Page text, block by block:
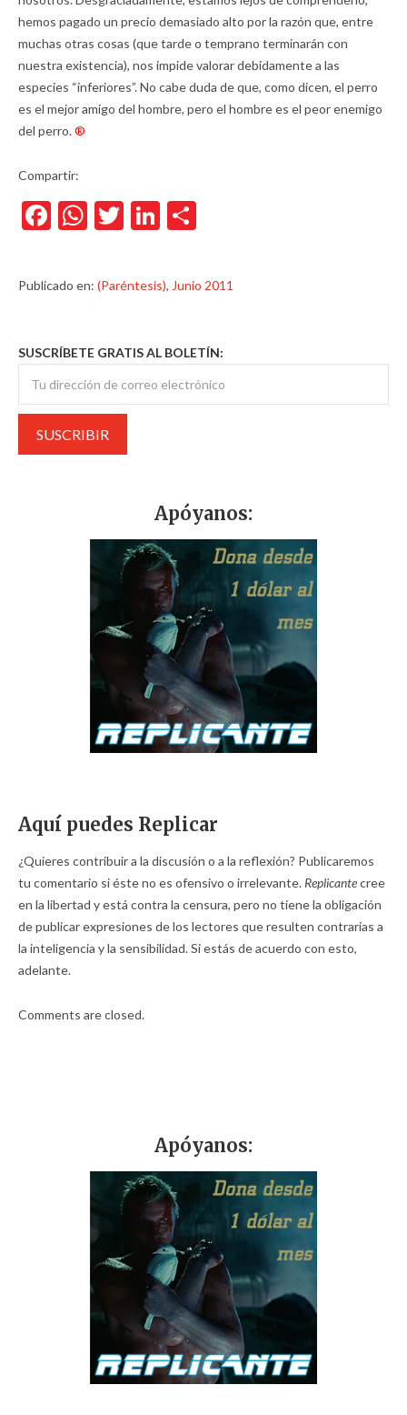
hemos pagado un precio demasiado alto por la razón que, entre
muchas otras cosas (que tarde o temprano terminarán con
nuestra existencia), nos impide valorar debidamente a las
especies “inferiores”. No cabe duda de que, como dicen, el perro
es el mejor amigo del hombre, pero el hombre es el peor enemigo
del perro.®
Compartir:
Facebook
WhatsApp
TwitterLinkedIn
Publicado en: (Paréntesis), Junio 2011
SUSCRÍBETE GRATIS AL BOLETÍN:
Apóyanos:
Aquí puedes Replicar
¿Quieres contribuir a la discusión o a la reflexión? Publicaremos
tu comentario si éste no es ofensivo o irrelevante. Replicantecree
en la libertad y está contra la censura, pero no tiene la obligación
de publicar expresiones de los lectores que resulten contrarias a
la inteligencia y la sensibilidad. Si estás de acuerdo con esto,
adelante.
Comments are closed.
Apóyanos: